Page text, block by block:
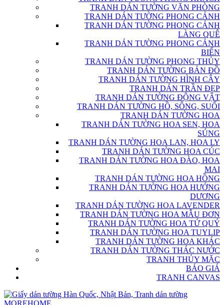
TRANH DÁN TƯỜNG VĂN PHÒNG
TRANH DÁN TƯỜNG PHONG CẢNH
TRANH DÁN TƯỜNG PHONG CẢNH
LÀNG QUÊ
TRANH DÁN TƯỜNG PHONG CẢNH
BIỂN
TRANH DÁN TƯỜNG PHONG THỦY
TRANH DÁN TƯỜNG BẢN ĐỒ
TRANH DÁN TƯỜNG HÌNH CÂY
TRANH DÁN TRẦN ĐẸP
TRANH DÁN TƯỜNG ĐỘNG VẬT
TRANH DÁN TƯỜNG HỒ, SÔNG, SUỐI
TRANH DÁN TƯỜNG HOA
TRANH DÁN TƯỜNG HOA SEN, HOA
SÚNG
TRANH DÁN TƯỜNG HOA LAN, HOA LY
TRANH DÁN TƯỜNG HOA CÚC
TRANH DÁN TƯỜNG HOA ĐÀO, HOA
MAI
TRANH DÁN TƯỜNG HOA HỒNG
TRANH DÁN TƯỜNG HOA HƯỚNG
DƯƠNG
TRANH DÁN TƯỜNG HOA LAVENDER
TRANH DÁN TƯỜNG HOA MẪU ĐƠN
TRANH DÁN TƯỜNG HOA TỨ QUÝ
TRANH DÁN TƯỜNG HOA TUYLIP
TRANH DÁN TƯỜNG HOA KHÁC
TRANH DÁN TƯỜNG THÁC NƯỚC
TRANH THỦY MẶC
BÁO GIÁ
TRANH CANVAS